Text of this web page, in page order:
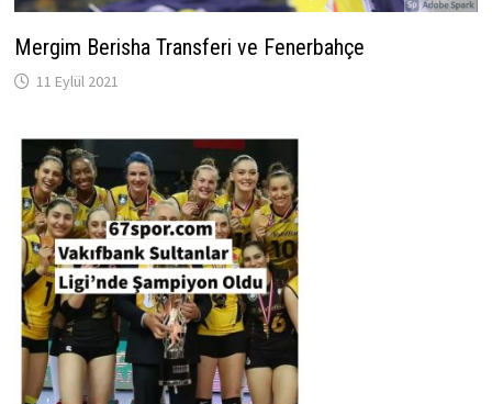
Mergim Berisha Transferi ve Fenerbahçe
11 Eylül 2021